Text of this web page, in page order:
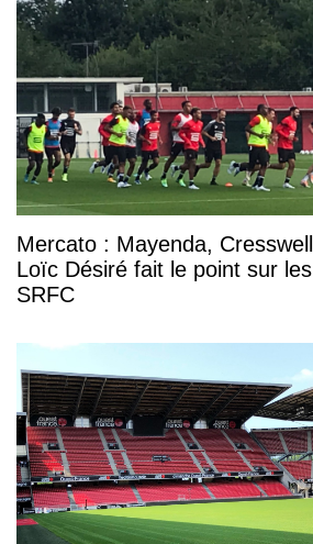
Mercato : Mayenda,
Loïc Désiré fait le point sur
SRFC